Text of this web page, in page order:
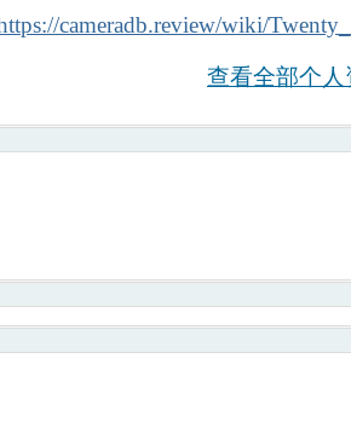
cameradb.review/wiki/
查看全部个人